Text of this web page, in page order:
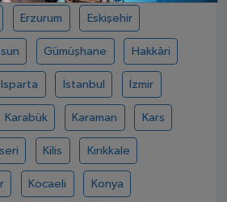
Erzurum Eskişehir
Gümüşhane Hakkâri
Isparta İstanbul İzmir
Karabük Karaman Kars
Kilis Kırıkkale
Kocaeli Konya